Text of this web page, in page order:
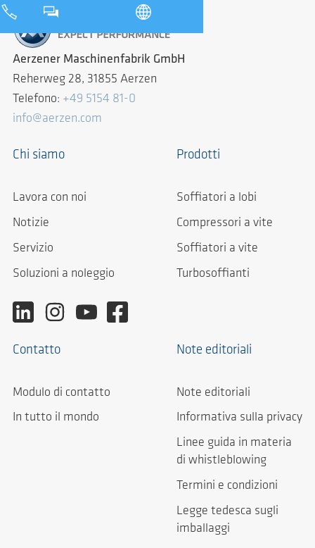
Aerzener Maschinenfabrik GmbH
Reherweg 28, 31855 Aerzen
Telefono: +49 5154 81-0
info@aerzen.com
Chi siamo
Lavora con noi
Notizie
Servizio
Soluzioni a noleggio
Prodotti
Soffiatori a lobi
Compressori a vite
Soffiatori a vite
Turbosoffianti
Contatto
Modulo di contatto
In tutto il mondo
Note editoriali
Note editoriali
Informativa sulla privacy
Linee guida in materia
di whistleblowing
Termini e condizioni
Legge tedesca sugli
imballaggi